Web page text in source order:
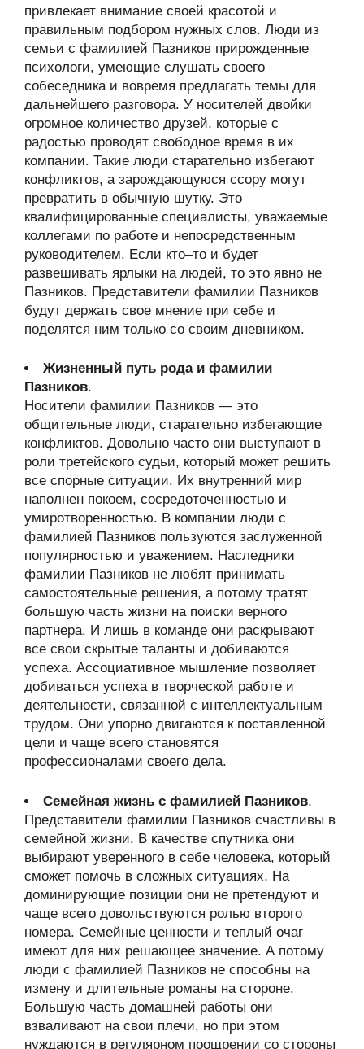
привлекает внимание своей красотой и
правильным подбором нужных слов. Люди из
семьи с фамилией Пазников прирожденные
психологи, умеющие слушать своего
собеседника и вовремя предлагать темы для
дальнейшего разговора. У носителей двойки
огромное количество друзей, которые с
радостью проводят свободное время в их
компании. Такие люди старательно избегают
конфликтов, а зарождающуюся ссору могут
превратить в обычную шутку. Это
квалифицированные специалисты, уважаемые
коллегами по работе и непосредственным
руководителем. Если кто–то и будет
развешивать ярлыки на людей, то это явно не
Пазников. Представители фамилии Пазников
будут держать свое мнение при себе и
поделятся ним только со своим дневником.
Жизненный путь рода и фамилии
Пазников.
Носители фамилии Пазников — это
общительные люди, старательно избегающие
конфликтов. Довольно часто они выступают в
роли третейского судьи, который может решить
все спорные ситуации. Их внутренний мир
наполнен покоем, сосредоточенностью и
умиротворенностью. В компании люди с
фамилией Пазников пользуются заслуженной
популярностью и уважением. Наследники
фамилии Пазников не любят принимать
самостоятельные решения, а потому тратят
большую часть жизни на поиски верного
партнера. И лишь в команде они раскрывают
все свои скрытые таланты и добиваются
успеха. Ассоциативное мышление позволяет
добиваться успеха в творческой работе и
деятельности, связанной с интеллектуальным
трудом. Они упорно двигаются к поставленной
цели и чаще всего становятся
профессионалами своего дела.
Семейная жизнь с фамилией Пазников.
Представители фамилии Пазников счастливы в
семейной жизни. В качестве спутника они
выбирают уверенного в себе человека, который
сможет помочь в сложных ситуациях. На
доминирующие позиции они не претендуют и
чаще всего довольствуются ролью второго
номера. Семейные ценности и теплый очаг
имеют для них решающее значение. А потому
люди с фамилией Пазников не способны на
измену и длительные романы на стороне.
Большую часть домашней работы они
взваливают на свои плечи, но при этом
нуждаются в регулярном поощрении со стороны